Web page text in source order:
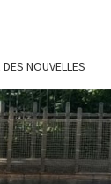
NOUVELLES